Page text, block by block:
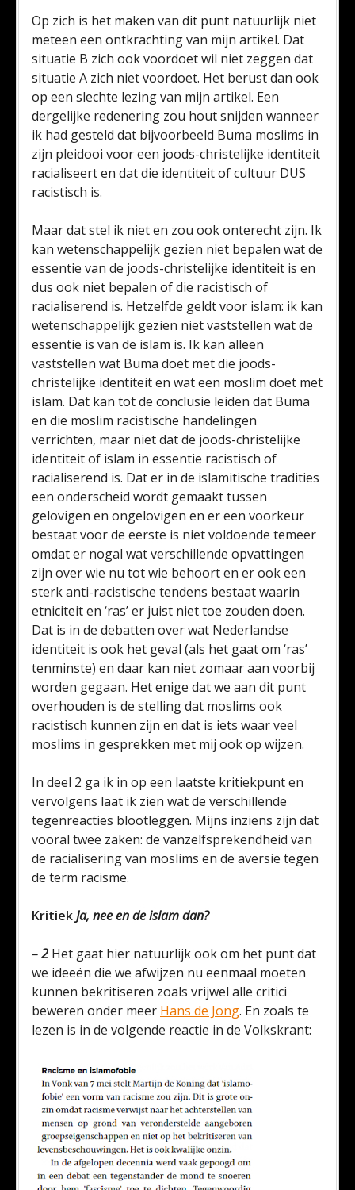
Op zich is het maken van dit punt natuurlijk niet
meteen een ontkrachting van mijn artikel. Dat
situatie B zich ook voordoet wil niet zeggen dat
situatie A zich niet voordoet. Het berust dan ook
op een slechte lezing van mijn artikel. Een
dergelijke redenering zou hout snijden wanneer
ik had gesteld dat bijvoorbeeld Buma moslims in
zijn pleidooi voor een joods-christelijke identiteit
racialiseert en dat die identiteit of cultuur DUS
racistisch is.
Maar dat stel ik niet en zou ook onterecht zijn. Ik
kan wetenschappelijk gezien niet bepalen wat de
essentie van de joods-christelijke identiteit is en
dus ook niet bepalen of die racistisch of
racialiserend is. Hetzelfde geldt voor islam: ik kan
wetenschappelijk gezien niet vaststellen wat de
essentie is van de islam is. Ik kan alleen
vaststellen wat Buma doet met die joods-
christelijke identiteit en wat een moslim doet met
islam. Dat kan tot de conclusie leiden dat Buma
en die moslim racistische handelingen
verrichten, maar niet dat de joods-christelijke
identiteit of islam in essentie racistisch of
racialiserend is. Dat er in de islamitische tradities
een onderscheid wordt gemaakt tussen
gelovigen en ongelovigen en er een voorkeur
bestaat voor de eerste is niet voldoende temeer
omdat er nogal wat verschillende opvattingen
zijn over wie nu tot wie behoort en er ook een
sterk anti-racistische tendens bestaat waarin
etniciteit en ‘ras’ er juist niet toe zouden doen.
Dat is in de debatten over wat Nederlandse
identiteit is ook het geval (als het gaat om ‘ras’
tenminste) en daar kan niet zomaar aan voorbij
worden gegaan. Het enige dat we aan dit punt
overhouden is de stelling dat moslims ook
racistisch kunnen zijn en dat is iets waar veel
moslims in gesprekken met mij ook op wijzen.
In deel 2 ga ik in op een laatste kritiekpunt en
vervolgens laat ik zien wat de verschillende
tegenreacties blootleggen. Mijns inziens zijn dat
vooral twee zaken: de vanzelfsprekendheid van
de racialisering van moslims en de aversie tegen
de term racisme.
KritiekJa, nee en de islam dan?
– 2 Het gaat hier natuurlijk ook om het punt dat
we ideeën die we afwijzen nu eenmaal moeten
kunnen bekritiseren zoals vrijwel alle critici
beweren onder meer Hans de Jong. En zoals te
lezen is in de volgende reactie in de Volkskrant: